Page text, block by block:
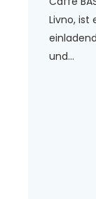
Livno, ist
und...